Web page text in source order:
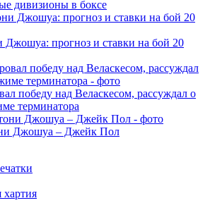
дивизионы в боксе
прогноз и ставки на бой 20
победу над Веласкесом, рассуждал о
терминатора
Джошуа – Джейк Пол
хартия